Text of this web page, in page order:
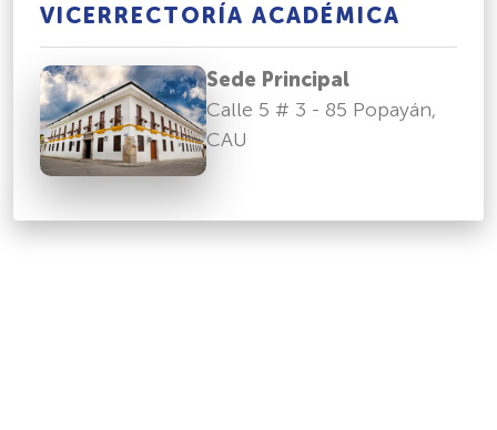
VICERRECTORÍA ACADÉMICA
Sede Principal
Calle 5 # 3 - 85 Popayán,
CAU